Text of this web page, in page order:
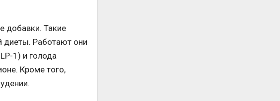
добавки. Такие
диеты. Работают они
1) и голода
Кроме того,